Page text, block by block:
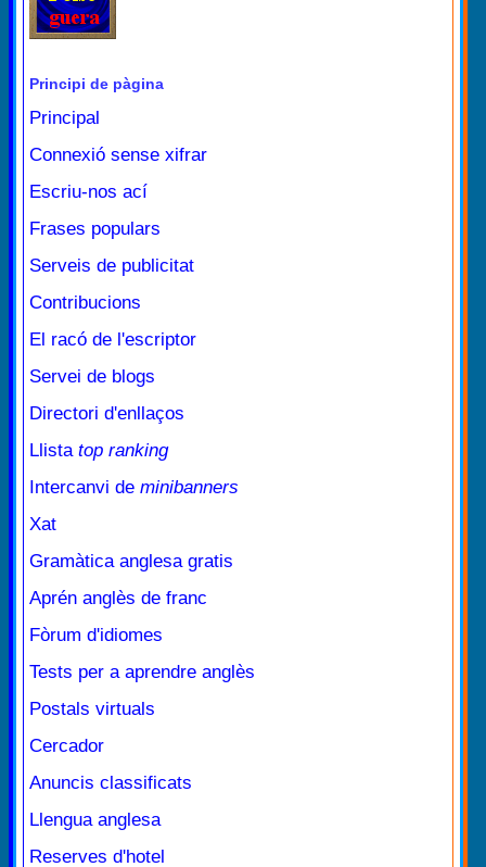
Principi de pàgina
Principal
Connexió sense xifrar
Escriu-nos ací
Frases populars
Serveis de publicitat
Contribucions
El racó de l'escriptor
Servei de blogs
Directori d'enllaços
Llista top ranking
Intercanvi de minibanners
Xat
Gramàtica anglesa gratis
Aprén anglès de franc
Fòrum d'idiomes
Tests per a aprendre anglès
Postals virtuals
Cercador
Anuncis classificats
Llengua anglesa
Reserves d'hotel